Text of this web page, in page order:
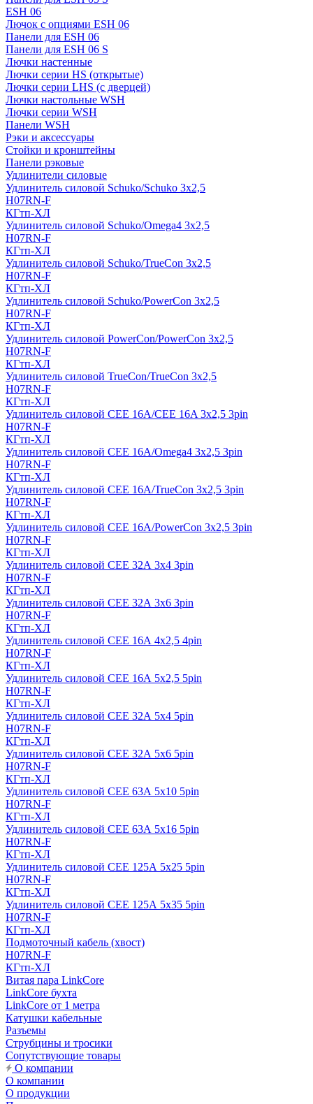
ESH 06
Лючок с опциями ESH 06
Панели для ESH 06
Панели для ESH 06 S
Лючки настенные
Лючки серии HS (открытые)
Лючки серии LHS (с дверцей)
Лючки настольные WSH
Лючки серии WSH
Панели WSH
Рэки и аксессуары
Стойки и кронштейны
Панели рэковые
Удлинители силовые
Удлинитель силовой Schuko/Schuko 3х2,5
H07RN-F
КГтп-ХЛ
Удлинитель силовой Schuko/Omega4 3х2,5
H07RN-F
КГтп-ХЛ
Удлинитель силовой Schuko/TrueCon 3х2,5
H07RN-F
КГтп-ХЛ
Удлинитель силовой Schuko/PowerCon 3х2,5
H07RN-F
КГтп-ХЛ
Удлинитель силовой PowerCon/PowerCon 3х2,5
H07RN-F
КГтп-ХЛ
Удлинитель силовой TrueCon/TrueCon 3х2,5
H07RN-F
КГтп-ХЛ
Удлинитель силовой CEE 16A/CEE 16A 3х2,5 3pin
H07RN-F
КГтп-ХЛ
Удлинитель силовой CEE 16A/Omega4 3х2,5 3pin
H07RN-F
КГтп-ХЛ
Удлинитель силовой CEE 16A/TrueCon 3х2,5 3pin
H07RN-F
КГтп-ХЛ
Удлинитель силовой CEE 16A/PowerCon 3х2,5 3pin
H07RN-F
КГтп-ХЛ
Удлинитель силовой CEE 32А 3х4 3pin
H07RN-F
КГтп-ХЛ
Удлинитель силовой CEE 32А 3х6 3pin
H07RN-F
КГтп-ХЛ
Удлинитель силовой CEE 16А 4х2,5 4pin
H07RN-F
КГтп-ХЛ
Удлинитель силовой CEE 16А 5x2,5 5pin
H07RN-F
КГтп-ХЛ
Удлинитель силовой CEE 32А 5x4 5pin
H07RN-F
КГтп-ХЛ
Удлинитель силовой CEE 32А 5x6 5pin
H07RN-F
КГтп-ХЛ
Удлинитель силовой CEE 63А 5x10 5pin
H07RN-F
КГтп-ХЛ
Удлинитель силовой CEE 63А 5x16 5pin
H07RN-F
КГтп-ХЛ
Удлинитель силовой CEE 125А 5x25 5pin
H07RN-F
КГтп-ХЛ
Удлинитель силовой CEE 125А 5x35 5pin
H07RN-F
КГтп-ХЛ
Подмоточный кабель (хвост)
H07RN-F
КГтп-ХЛ
Витая пара LinkCore
LinkCore бухта
LinkCore от 1 метра
Катушки кабельные
Разъемы
Струбцины и тросики
Сопутствующие товары
О компании
О компании
О продукции